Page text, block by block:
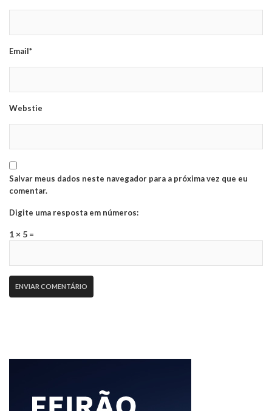
Email*
Webstie
Salvar meus dados neste navegador para a próxima vez que eu
comentar.
Digite uma resposta em números:
1 × 5 =